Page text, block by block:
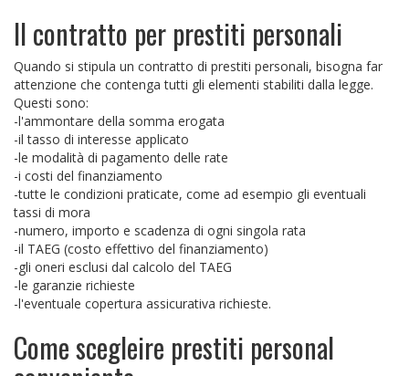
Il contratto per prestiti personali
Quando si stipula un contratto di prestiti personali, bisogna far
attenzione che contenga tutti gli elementi stabiliti dalla legge.
Questi sono:
-l'ammontare della somma erogata
-il tasso di interesse applicato
-le modalità di pagamento delle rate
-i costi del finanziamento
-tutte le condizioni praticate, come ad esempio gli eventuali
tassi di mora
-numero, importo e scadenza di ogni singola rata
-il TAEG (costo effettivo del finanziamento)
-gli oneri esclusi dal calcolo del TAEG
-le garanzie richieste
-l'eventuale copertura assicurativa richieste.
Come scegleire prestiti personal